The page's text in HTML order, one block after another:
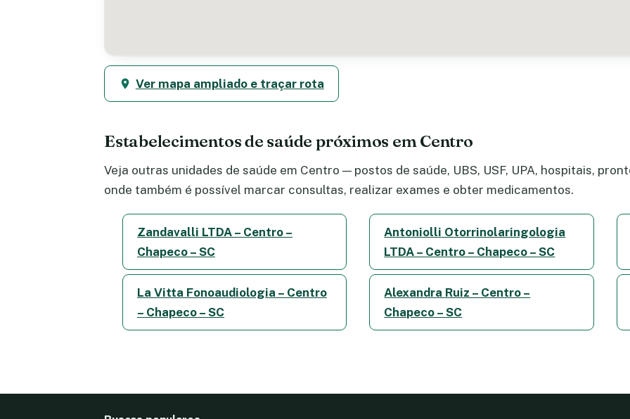
Ver mapa ampliado e traçar rota
Estabelecimentos de saúde próximos em Centro
Veja outras unidades de saúde em Centro — postos de saúde, UBS, USF, UPA, hospitais,
onde também é possível marcar consultas, realizar exames e obter medicamentos.
Zandavalli LTDA – Centro –
Chapeco – SC
Antoniolli Otorrinolaringologia
LTDA – Centro – Chapeco – SC
La Vitta Fonoaudiologia – Centro
– Chapeco – SC
Alexandra Ruiz – Centro –
Chapeco – SC